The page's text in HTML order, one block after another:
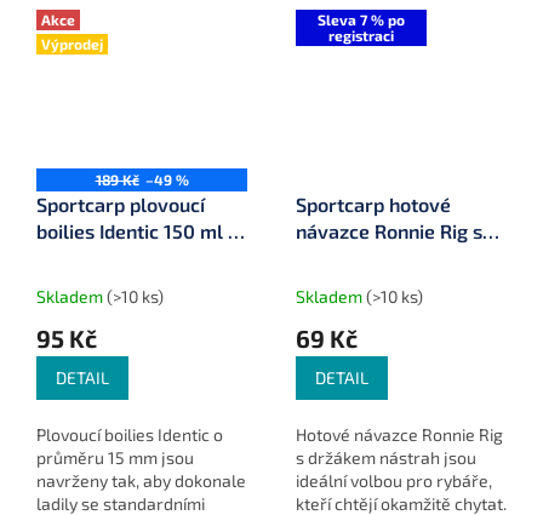
Akce
Výprodej
189 Kč –49 %
Sportcarp plovoucí
boilies Identic 150 ml ø
Skladem(>10 ks)
95 Kč
DETAIL
Plovoucí boilies Identic o
průměru 15 mm jsou
navrženy tak, aby dokonale
ladily se standardními
Sleva 7 % po
registraci
Sportcarp hotové
návazce Ronnie Rig s
Skladem(>10 ks)
69 Kč
DETAIL
Hotové návazce Ronnie Rig
s držákem nástrah jsou
ideální volbou pro rybáře,
kteří chtějí okamžitě chytat.